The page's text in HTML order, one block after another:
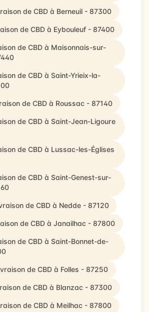
de CBD à Berneuil - 87300
de CBD à Eybouleuf - 87400
de CBD à Maisonnais-sur-
de CBD à Saint-Yrieix-la-
de CBD à Roussac - 87140
de CBD à Saint-Jean-Ligoure
de CBD à Lussac-les-Églises
de CBD à Saint-Genest-sur-
de CBD à Nedde - 87120
de CBD à Janailhac - 87800
de CBD à Saint-Bonnet-de-
de CBD à Folles - 87250
de CBD à Blanzac - 87300
de CBD à Meilhac - 87800